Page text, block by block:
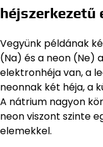
héjszerkezetű
Vegyünk példának
(Na) és a neon (Ne)
elektronhéja van, a
neonnak két héja, a
A nátrium nagyon
neon viszont szinte
elemekkel.